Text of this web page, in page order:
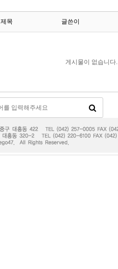
제목 글쓴이
게시물이 없습니다.